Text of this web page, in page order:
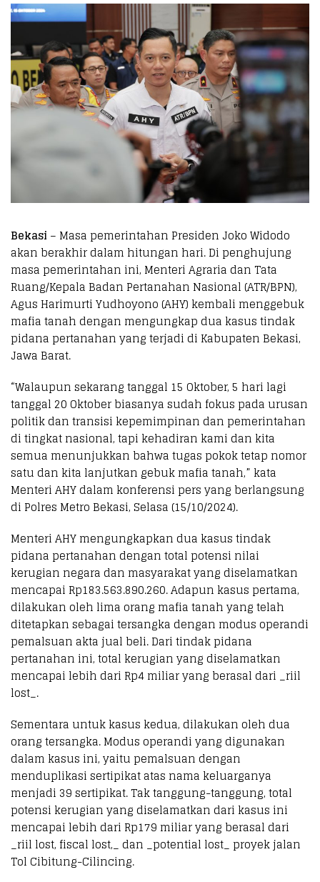
Bekasi – Masa pemerintahan Presiden Joko Widodo
akan berakhir dalam hitungan hari. Di penghujung
masa pemerintahan ini, Menteri Agraria dan Tata
Ruang/Kepala Badan Pertanahan Nasional (ATR/BPN),
Agus Harimurti Yudhoyono (AHY) kembali menggebuk
mafia tanah dengan mengungkap dua kasus tindak
pidana pertanahan yang terjadi di Kabupaten Bekasi,
Jawa Barat.
“Walaupun sekarang tanggal 15 Oktober, 5 hari lagi
tanggal 20 Oktober biasanya sudah fokus pada urusan
politik dan transisi kepemimpinan dan pemerintahan
di tingkat nasional, tapi kehadiran kami dan kita
semua menunjukkan bahwa tugas pokok tetap nomor
satu dan kita lanjutkan gebuk mafia tanah,” kata
Menteri AHY dalam konferensi pers yang berlangsung
di Polres Metro Bekasi, Selasa (15/10/2024).
Menteri AHY mengungkapkan dua kasus tindak
pidana pertanahan dengan total potensi nilai
kerugian negara dan masyarakat yang diselamatkan
mencapai Rp183.563.890.260. Adapun kasus pertama,
dilakukan oleh lima orang mafia tanah yang telah
ditetapkan sebagai tersangka dengan modus operandi
pemalsuan akta jual beli. Dari tindak pidana
pertanahan ini, total kerugian yang diselamatkan
mencapai lebih dari Rp4 miliar yang berasal dari _riil
lost_.
Sementara untuk kasus kedua, dilakukan oleh dua
orang tersangka. Modus operandi yang digunakan
dalam kasus ini, yaitu pemalsuan dengan
menduplikasi sertipikat atas nama keluarganya
menjadi 39 sertipikat. Tak tanggung-tanggung, total
potensi kerugian yang diselamatkan dari kasus ini
mencapai lebih dari Rp179 miliar yang berasal dari
_riil lost, fiscal lost,_ dan _potential lost_ proyek jalan
Tol Cibitung-Cilincing.